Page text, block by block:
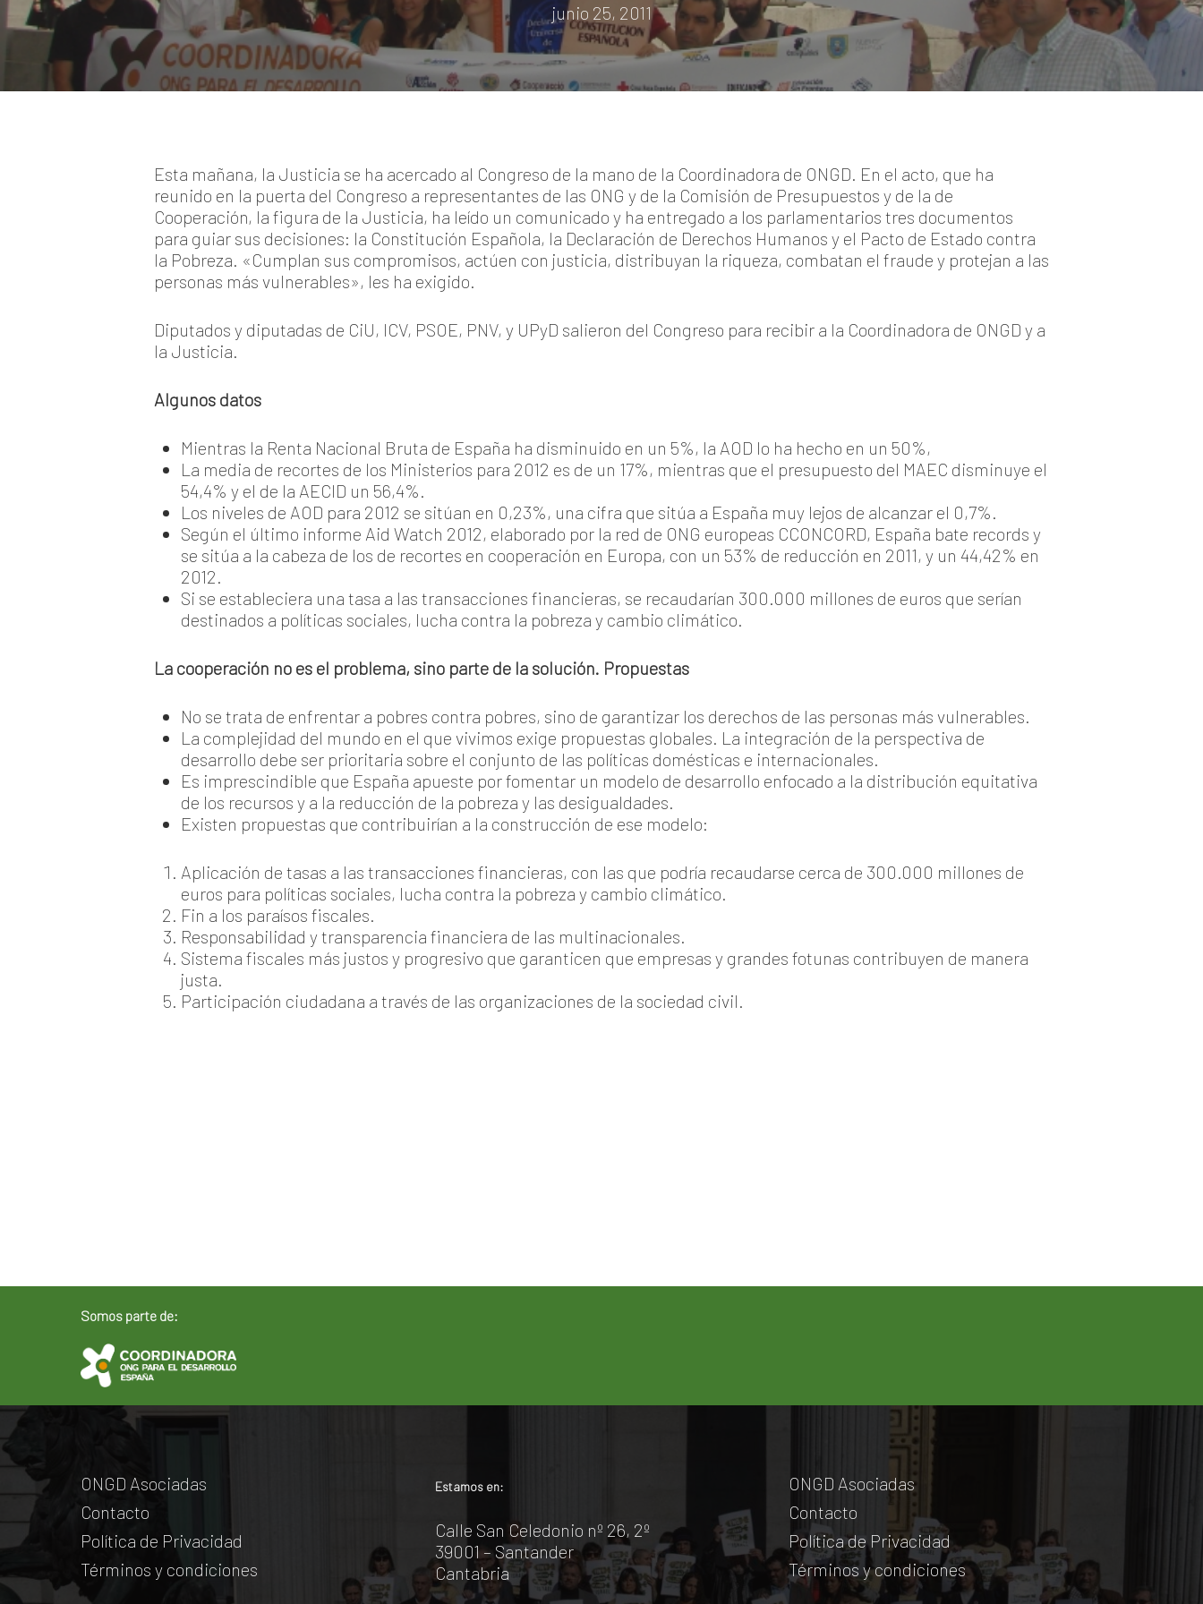
junio 25, 2011
Esta mañana, la Justicia se ha acercado al Congreso de la mano de la Coordinadora de ONGD. En el acto, que ha
reunido en la puerta del Congreso a representantes de las ONG y de la Comisión de Presupuestos y de la de
Cooperación, la figura de la Justicia, ha leído un comunicado y ha entregado a los parlamentarios tres documentos
para guiar sus decisiones: la Constitución Española, la Declaración de Derechos Humanos y el Pacto de Estado contra
la Pobreza. «Cumplan sus compromisos, actúen con justicia, distribuyan la riqueza, combatan el fraude y protejan a las
personas más vulnerables», les ha exigido.
Diputados y diputadas de CiU, ICV, PSOE, PNV, y UPyD salieron del Congreso para recibir a la Coordinadora de ONGD y a
la Justicia.
Algunos datos
Mientras la Renta Nacional Bruta de España ha disminuido en un 5%, la AOD lo ha hecho en un 50%,
La media de recortes de los Ministerios para 2012 es de un 17%, mientras que el presupuesto del MAEC disminuye el
54,4% y el de la AECID un 56,4%.
Los niveles de AOD para 2012 se sitúan en 0,23%, una cifra que sitúa a España muy lejos de alcanzar el 0,7%.
Según el último informe Aid Watch 2012, elaborado por la red de ONG europeas CCONCORD, España bate records y
se sitúa a la cabeza de los de recortes en cooperación en Europa, con un 53% de reducción en 2011, y un 44,42% en
2012.
Si se estableciera una tasa a las transacciones financieras, se recaudarían 300.000 millones de euros que serían
destinados a políticas sociales, lucha contra la pobreza y cambio climático.
La cooperación no es el problema, sino parte de la solución. Propuestas
No se trata de enfrentar a pobres contra pobres, sino de garantizar los derechos de las personas más vulnerables.
La complejidad del mundo en el que vivimos exige propuestas globales. La integración de la perspectiva de
desarrollo debe ser prioritaria sobre el conjunto de las políticas domésticas e internacionales.
Es imprescindible que España apueste por fomentar un modelo de desarrollo enfocado a la distribución equitativa
de los recursos y a la reducción de la pobreza y las desigualdades.
Existen propuestas que contribuirían a la construcción de ese modelo:
Aplicación de tasas a las transacciones financieras, con las que podría recaudarse cerca de 300.000 millones de
euros para políticas sociales, lucha contra la pobreza y cambio climático.
Fin a los paraísos fiscales.
Responsabilidad y transparencia financiera de las multinacionales.
Sistema fiscales más justos y progresivo que garanticen que empresas y grandes fotunas contribuyen de manera
justa.
Participación ciudadana a través de las organizaciones de la sociedad civil.
Somos parte de:
ONGD Asociadas
Contacto
Política de Privacidad
Términos y condiciones
Estamos en:
Calle San Celedonio nº 26, 2º
39001 – Santander
Cantabria
ONGD Asociadas
Contacto
Política de Privacidad
Términos y condiciones